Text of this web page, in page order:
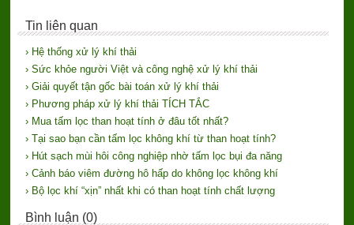
Tin liên quan
› Hệ thống xử lý khí thải
› Sức khỏe người Việt và công nghệ xử lý khí thải
› Giải quyết tận gốc bài toán xử lý khí thải
› Phương pháp xử lý khí thải TÍCH TẮC
› Mua tấm lọc than hoạt tính ở đâu tốt nhất?
› Tại sao bạn cần tấm lọc không khí từ than hoạt tính?
› Hút sạch mùi hôi công nghiệp nhờ tấm lọc bụi đa năng
› Cảnh báo viêm đường hô hấp do không lọc không khí
› Bộ lọc khí “xịn” nhất khi có than hoạt tính chất lượng
Bình luận (0)